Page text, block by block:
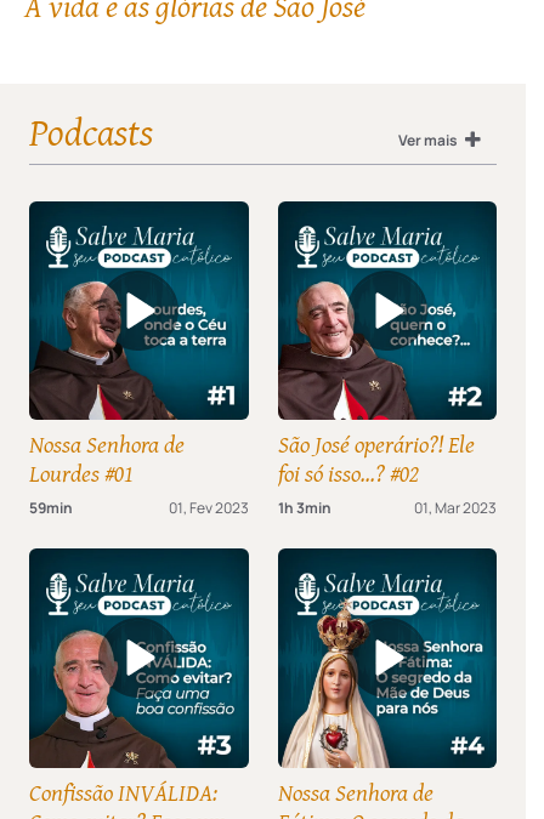
Podcasts Ver mais
Nossa Senhora de
Lourdes #01
59min 01, Fev 2023
São José operário?! Ele
foi só isso...? #02
1h 3min 01, Mar 2023
Confissão INVÁLIDA:
Nossa Senhora de